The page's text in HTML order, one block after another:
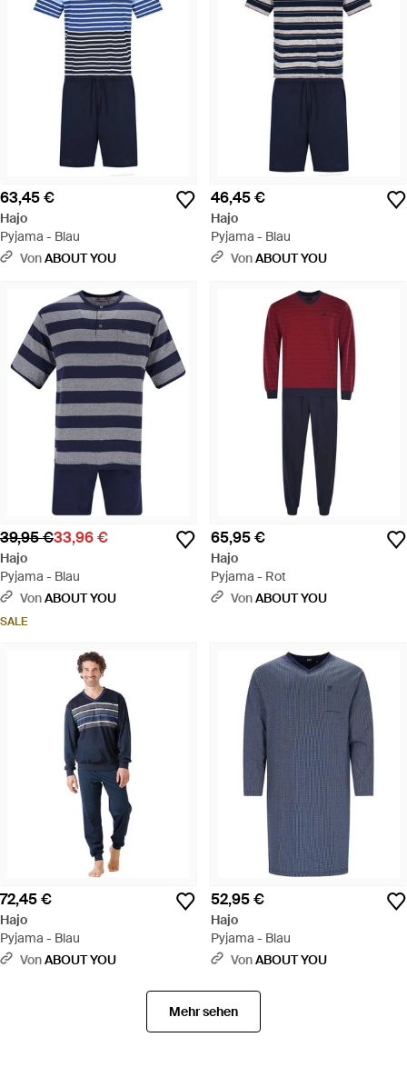
63,45 €
Hajo
Pyjama - Blau
VonABOUT YOU
46,45 €
Hajo
Pyjama - Blau
VonABOUT YOU
39,95 €33,96 €
Hajo
Pyjama - Blau
VonABOUT YOU
SALE
65,95 €
Hajo
Pyjama - Rot
VonABOUT YOU
72,45 €
Hajo
Pyjama - Blau
VonABOUT YOU
52,95 €
Hajo
Pyjama - Blau
VonABOUT YOU
Mehr sehen